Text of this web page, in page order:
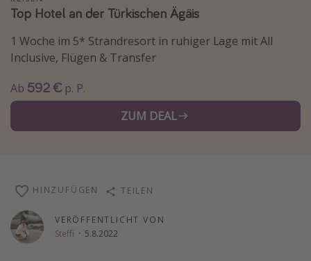
Japan Rundreise
Reisethemen
Wellnessurlaub
Singlereisen
Gruppenreisen
Top Hotel an der Türkischen Ägäis
1 Woche im 5* Strandresort in ruhiger Lage mit All
Inclusive, Flügen & Transfer
Ab 592 € p. P.
ZUM DEAL
VERÖFFENTLICHT VON
Steffi · 5.8.2022
HINZUFÜGEN TEILEN